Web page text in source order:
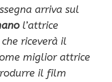
arriva sul
l’attrice
riceverà il
miglior attrice
il film